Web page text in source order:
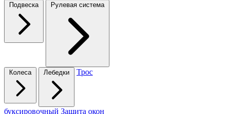
Подвеска Рулевая система
Колеса Лебедки Трос
буксировочный Защита окон